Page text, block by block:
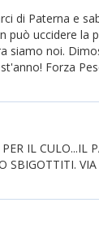
di Paterna e
può uccidere la
siamo noi.
Forza
IL CULO...IL
SBIGOTTITI.